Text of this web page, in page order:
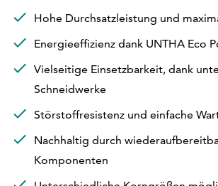
Hohe Durchsatzleistung und
Energieeffizienz dank UNTHA Eco
Vielseitige Einsetzbarkeit, dank
Schneidwerke
Störstoffresistenz und einfache
Nachhaltig durch
Komponenten